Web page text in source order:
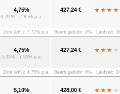
4,75%
3,70 % - 7,85% p.a.
427,24 €
Zins (eff.): 7,72% p.a. Bearb.gebühr: 0% Laufzeit:
4,75%
5,35% - 7,95% p.a.
427,24 €
Zins (eff.): 4,75% p.a. Bearb.gebühr: 0% Laufzeit:
5,10% 428,00 €